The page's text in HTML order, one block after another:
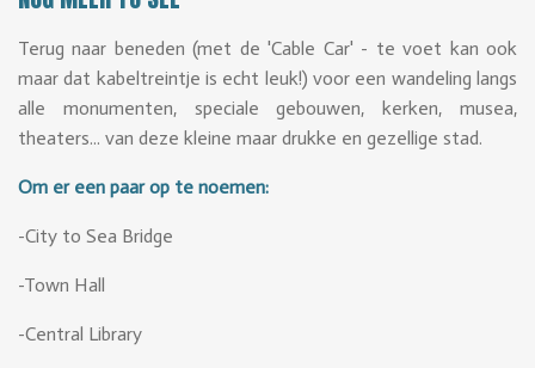
Terug naar beneden (met de 'Cable Car' - te voet kan ook
maar dat kabeltreintje is echt leuk!) voor een wandeling langs
alle monumenten, speciale gebouwen, kerken, musea,
theaters... van deze kleine maar drukke en gezellige stad.
Om er een paar op te noemen:
-City to Sea Bridge
-Town Hall
-Central Library